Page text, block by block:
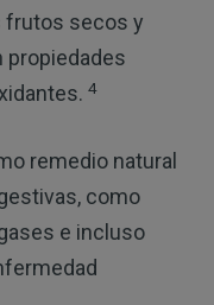
frutos secos y
propiedades
4
remedio natural
como
e incluso